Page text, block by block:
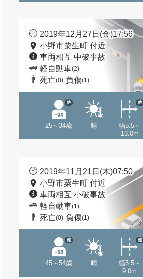
2019年12月27日(金)17:56
小野市粟生町 付近
車両相互 中破事故
軽自動車(2)
死亡(0) 負傷(1)
25～34歳
他
晴
幅5.5～
13.0m
他
2019年11月21日(木)07:50
小野市粟生町 付近
車両相互 小破事故
軽自動車(1)
死亡(0) 負傷(1)
45～54歳
他
晴
幅5.5～
9.0m
他